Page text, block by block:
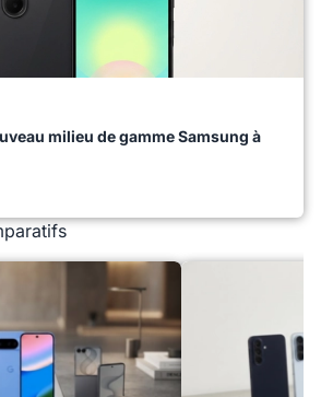
milieu de gamme Samsung à